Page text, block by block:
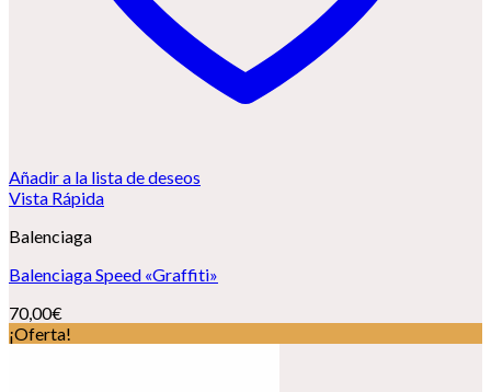
Añadir a la lista de deseos
Vista Rápida
Balenciaga
Balenciaga Speed «Graffiti»
70,00€
¡Oferta!